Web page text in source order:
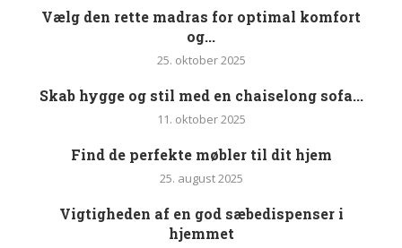
Vælg den rette madras for optimal komfort
og...
25. oktober 2025
Skab hygge og stil med en chaiselong sofa...
11. oktober 2025
Find de perfekte møbler til dit hjem
25. august 2025
Vigtigheden af en god sæbedispenser i
hjemmet